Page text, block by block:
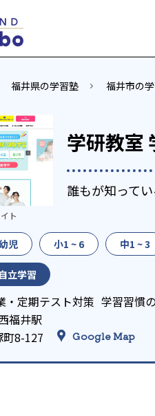
福井県の学習塾 福井市の
学研教室
誰もが知って
ト
児 小1 ~ 6 中1 ~ 3
自立学習
・定期テスト対策 学習習慣
福井駅
8-127
Google Map